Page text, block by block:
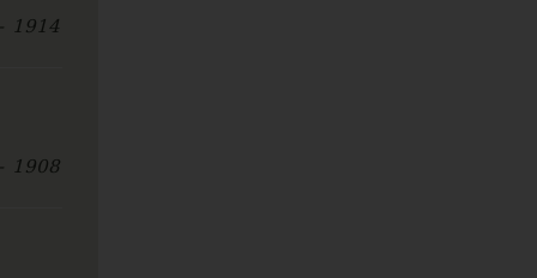
1914
1908